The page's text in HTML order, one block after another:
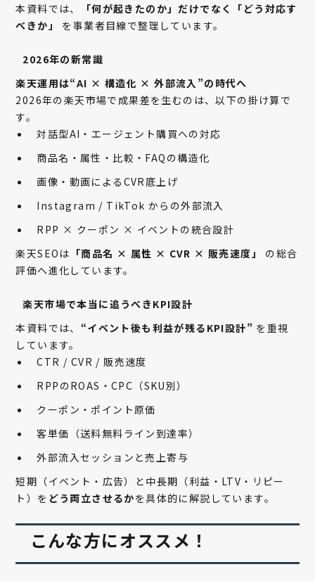
本資料では、
「何が起きたのか」だけでなく「どう対応す
べきか」
を事業者目線で整理しています。
2026年の新常識
楽天運用は“AI × 構造化 × 外部流入”の時代へ
2026年の楽天市場で成果差を生むのは、以下の掛け算で
す。
対話型AI・エージェント購買への対応
商品名・属性・比較・FAQの構造化
画像・動画によるCVR底上げ
Instagram / TikTok からの外部流入
RPP × クーポン × イベントの統合設計
楽天SEOは 「商品名 × 属性 × CVR × 販売速度」
の総合
評価へ進化しています。
楽天市場で本当に追うべきKPI設計
本資料では、 “イベント後も利益が残るKPI設計” を重視
しています。
CTR / CVR / 販売速度
RPPのROAS・CPC（SKU別）
クーポン・ポイント原価
客単価（送料無料ライン到達率）
外部流入セッションと売上寄与
短期（イベント・広告）と 中長期（利益・LTV・リピー
ト）を どう両立させるかを具体的に解説しています。
こんな方にオススメ！